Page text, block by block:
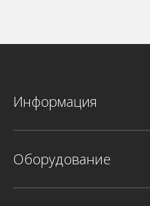
Информация
Оборудование